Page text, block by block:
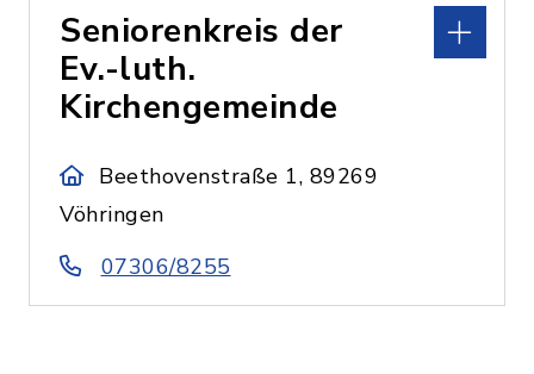
Seniorenkreis der
Ev.-luth.
Kirchengemeinde
Beethovenstraße 1, 89269
Vöhringen
07306/8255